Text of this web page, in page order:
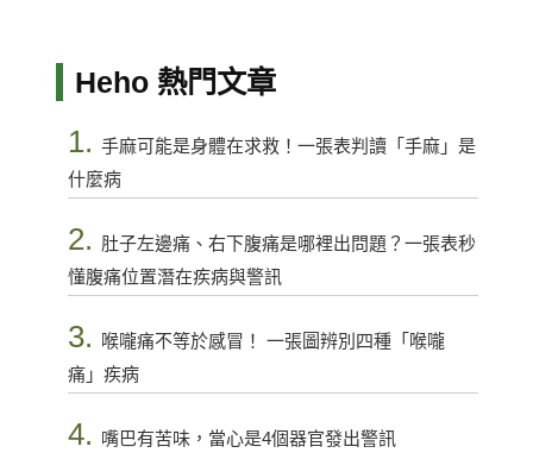
Heho 熱門文章
1. 手麻可能是身體在求救！一張表判讀「手麻」是
什麼病
2. 肚子左邊痛、右下腹痛是哪裡出問題？一張表秒
懂腹痛位置潛在疾病與警訊
3.
喉嚨痛不等於感冒！ 一張圖辨別四種「喉嚨
痛」疾病
4. 嘴巴有苦味，當心是4個器官發出警訊